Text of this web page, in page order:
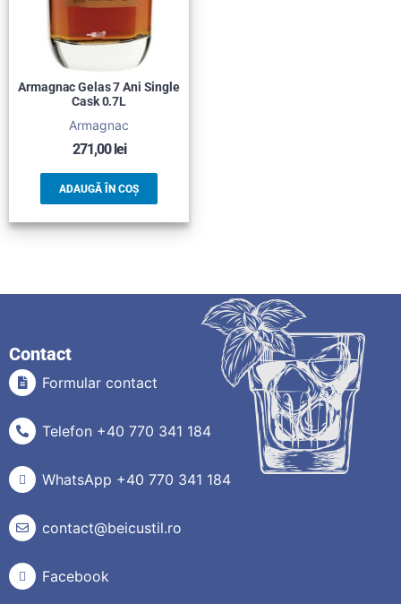
Armagnac Gelas 7 Ani Single
Cask 0.7L
Armagnac
271,00lei
ADAUGĂ ÎN COȘ
Contact
Formular contact
Telefon +40 770 341 184
WhatsApp +40 770 341 184
contact@beicustil.ro
Facebook